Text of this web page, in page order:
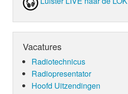
Vacatures
Radiotechnicus
Radiopresentator
Hoofd Uitzendingen